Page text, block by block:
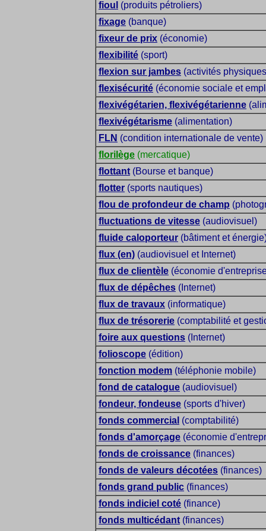
fioul (produits pétroliers)
fixage (banque)
fixeur de prix (économie)
flexibilité (sport)
flexion sur jambes (activités
flexisécurité (économie sociale et
flexivégétarien, flexivégétarienne
flexivégétarisme (alimentation)
FLN (condition internationale de vente)
florilège (mercatique)
flottant (Bourse et banque)
flotter (sports nautiques)
flou de profondeur de champ
fluctuations de vitesse (audiovisuel)
fluide caloporteur (bâtiment et
flux (en) (audiovisuel et Internet)
flux de clientèle (économie
flux de dépêches (Internet)
flux de travaux (informatique)
flux de trésorerie (comptabilité et
foire aux questions (Internet)
folioscope (édition)
fonction modem (téléphonie mobile)
fond de catalogue (audiovisuel)
fondeur, fondeuse (sports d'hiver)
fonds commercial (comptabilité)
fonds d'amorçage (économie
fonds de croissance (finances)
fonds de valeurs décotées (finances)
fonds grand public (finances)
fonds indiciel coté (finance)
fonds multicédant (finances)